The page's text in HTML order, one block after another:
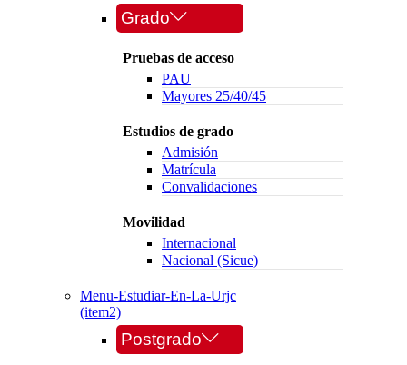
Grado
Pruebas de acceso
PAU
Mayores 25/40/45
Estudios de grado
Admisión
Matrícula
Convalidaciones
Movilidad
Internacional
Nacional (Sicue)
Menu-Estudiar-En-La-Urjc
(item2)
Postgrado